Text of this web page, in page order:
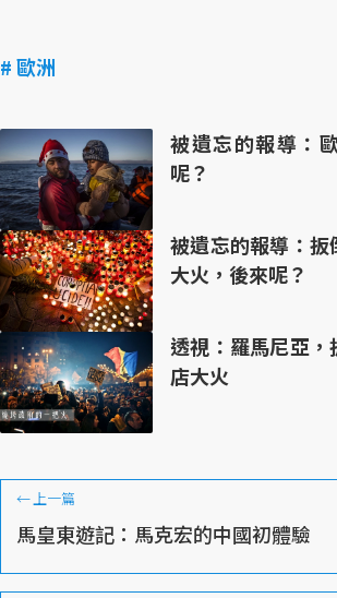
# 歐洲
被遺忘的報導：
呢？
被遺忘的報導：
大火，後來呢？
透視：羅馬尼亞
店大火
← 上一篇
馬皇東遊記：馬克宏的中國初體驗